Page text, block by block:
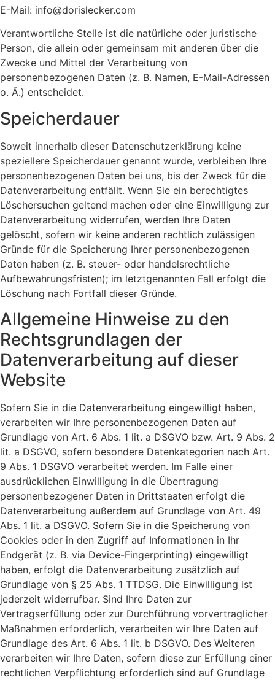
E-Mail: info@dorislecker.com
Verantwortliche Stelle ist die natürliche oder juristische
Person, die allein oder gemeinsam mit anderen über die
Zwecke und Mittel der Verarbeitung von
personenbezogenen Daten (z. B. Namen, E-Mail-Adressen
o. Ä.) entscheidet.
Speicherdauer
Soweit innerhalb dieser Datenschutzerklärung keine
speziellere Speicherdauer genannt wurde, verbleiben Ihre
personenbezogenen Daten bei uns, bis der Zweck für die
Datenverarbeitung entfällt. Wenn Sie ein berechtigtes
Löschersuchen geltend machen oder eine Einwilligung zur
Datenverarbeitung widerrufen, werden Ihre Daten
gelöscht, sofern wir keine anderen rechtlich zulässigen
Gründe für die Speicherung Ihrer personenbezogenen
Daten haben (z. B. steuer- oder handelsrechtliche
Aufbewahrungsfristen); im letztgenannten Fall erfolgt die
Löschung nach Fortfall dieser Gründe.
Allgemeine Hinweise zu den
Rechtsgrundlagen der
Datenverarbeitung auf dieser
Website
Sofern Sie in die Datenverarbeitung eingewilligt haben,
verarbeiten wir Ihre personenbezogenen Daten auf
Grundlage von Art. 6 Abs. 1 lit. a DSGVO bzw. Art. 9 Abs. 2
lit. a DSGVO, sofern besondere Datenkategorien nach Art.
9 Abs. 1 DSGVO verarbeitet werden. Im Falle einer
ausdrücklichen Einwilligung in die Übertragung
personenbezogener Daten in Drittstaaten erfolgt die
Datenverarbeitung außerdem auf Grundlage von Art. 49
Abs. 1 lit. a DSGVO. Sofern Sie in die Speicherung von
Cookies oder in den Zugriff auf Informationen in Ihr
Endgerät (z. B. via Device-Fingerprinting) eingewilligt
haben, erfolgt die Datenverarbeitung zusätzlich auf
Grundlage von § 25 Abs. 1 TTDSG. Die Einwilligung ist
jederzeit widerrufbar. Sind Ihre Daten zur
Vertragserfüllung oder zur Durchführung vorvertraglicher
Maßnahmen erforderlich, verarbeiten wir Ihre Daten auf
Grundlage des Art. 6 Abs. 1 lit. b DSGVO. Des Weiteren
verarbeiten wir Ihre Daten, sofern diese zur Erfüllung einer
rechtlichen Verpflichtung erforderlich sind auf Grundlage